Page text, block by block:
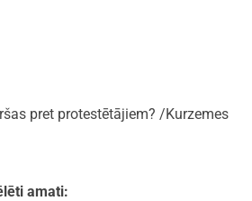
pret protestētājiem? /Kurzemes
amati: